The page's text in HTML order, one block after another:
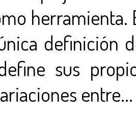
definición
sus
entre...